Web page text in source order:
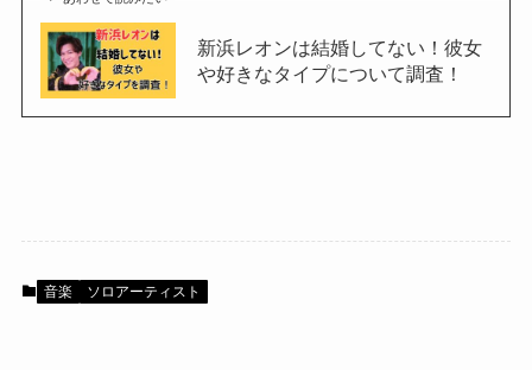
新浜レオンは結婚してない！彼女
や好きなタイプについて調査！
音楽 ソロアーティスト